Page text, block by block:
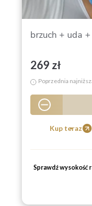
brzuch + uda
269 zł
i Poprzednia
Kup teraz
Sprawdź wysokość